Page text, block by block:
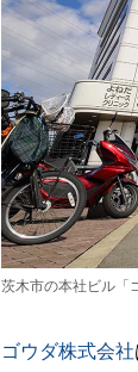
茨木市の本社ビル「
ゴウダ株式会社